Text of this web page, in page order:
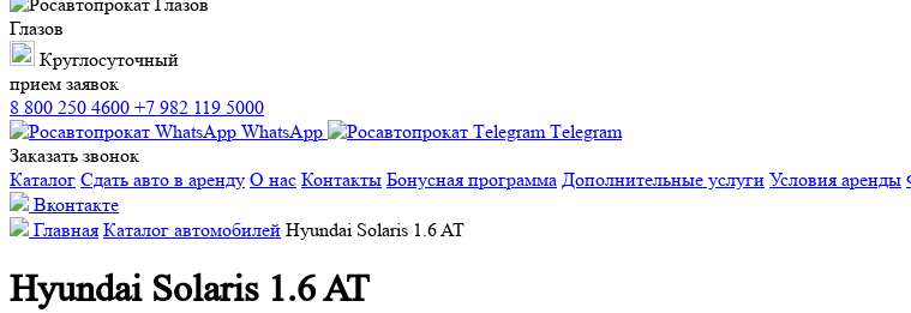
Глазов
Круглосуточный
прием заявок
8 800 250 4600 +7 982 119 5000
WhatsApp
Тelegram
Заказать звонок
Каталог Сдать авто в аренду О нас Контакты Бонусная программа Дополнительные услуги Условия аренды
Вконтакте
Главная Каталог автомобилей Hyundai Solaris 1.6 AT
Hyundai Solaris 1.6 AT